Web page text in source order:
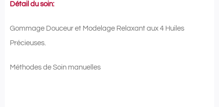
Détail du soin:
Gommage Douceur et Modelage Relaxant aux 4 Huiles
Précieuses.
Méthodes de Soin manuelles